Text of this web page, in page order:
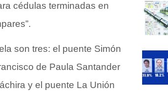
cédulas terminadas en
son tres: el puente Simón
de Paula Santander
y el puente La Unión